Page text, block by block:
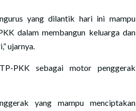
yang dilantik hari ini mampu
dalam membangun keluarga dan
ujarnya.
PKK sebagai motor penggerak
yang mampu menciptakan